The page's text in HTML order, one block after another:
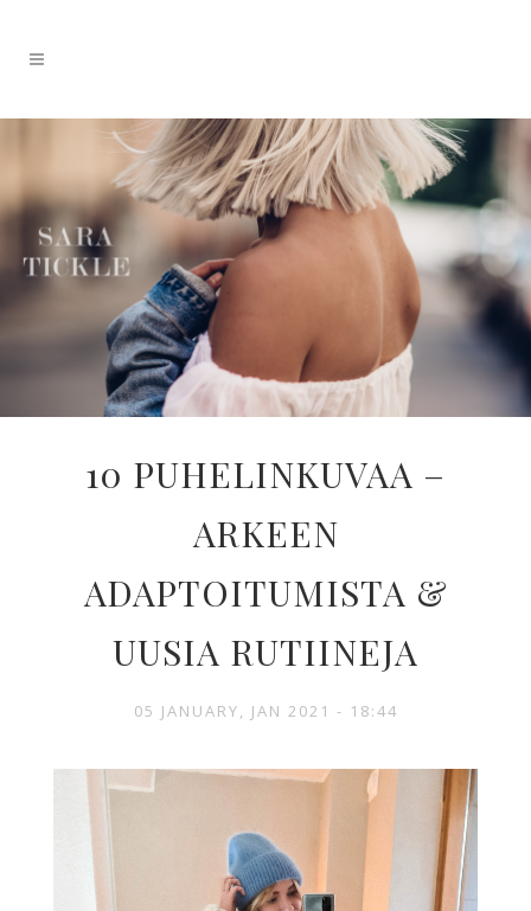
10 PUHELINKUVAA –
ARKEEN
ADAPTOITUMISTA &
UUSIA RUTIINEJA
05 JANUARY, JAN 2021 - 18:44